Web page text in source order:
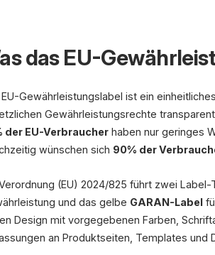
das EU-
Gewährleistungslabel ist ein
Gewährleistungsrechte
der EU-Verbraucher haben nur geringes
wünschen sich 90% der
(EU) 2024/825 führt zwei Label-
und das gelbe GARAN-Label
Design mit vorgegebenen Farben,
an Produktseiten, Templates und